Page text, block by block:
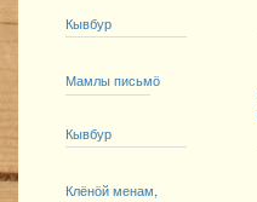
Кывбур
Мамлы письмӧ
Кывбур
Клёнӧй менам,